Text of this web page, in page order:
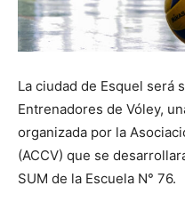
La ciudad de Esquel será
Entrenadores de Vóley,
organizada por la
(ACCV) que se
SUM de la Escuela N° 76.